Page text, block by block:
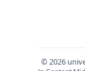
© 2026